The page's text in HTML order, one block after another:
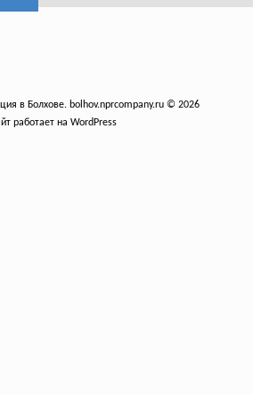
в Болхове. bolhov.nprcompany.ru © 2026
работает на WordPress